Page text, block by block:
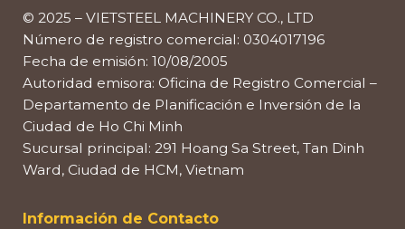
© 2025 – VIETSTEEL MACHINERY CO., LTD
Número de registro comercial: 0304017196
Fecha de emisión: 10/08/2005
Autoridad emisora: Oficina de Registro Comercial –
Departamento de Planificación e Inversión de la
Ciudad de Ho Chi Minh
Sucursal principal: 291 Hoang Sa Street, Tan Dinh
Ward, Ciudad de HCM, Vietnam
Información de Contacto